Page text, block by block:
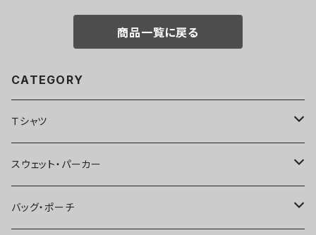
商品一覧に戻る
CATEGORY
Ｔシャツ
半袖
ビッグシルエット
七分袖
スウェット・パーカー
スウェット
バッグ・ポーチ